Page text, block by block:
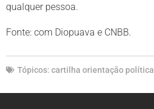
qualquer pessoa.
Fonte: com Diopuava e CNBB.
Tópicos: cartilha orientação política